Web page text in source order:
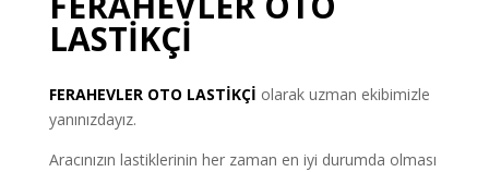
LASTİKÇİ
FERAHEVLER OTO LASTİKÇİ olarak uzman ekibimizle
yanınızdayız.
Aracınızın lastiklerinin her zaman en iyi durumda olması